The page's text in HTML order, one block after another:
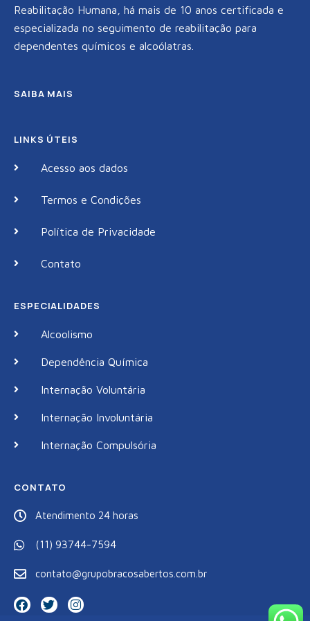
Reabilitação Humana, há mais de 10 anos certificada e
especializada no seguimento de reabilitação para
dependentes químicos e alcoólatras.
SAIBA MAIS
LINKS ÚTEIS
Acesso aos dados
Termos e Condições
Política de Privacidade
Contato
ESPECIALIDADES
Alcoolismo
Dependência Química
Internação Voluntária
Internação Involuntária
Internação Compulsória
CONTATO
Atendimento 24 horas
(11) 93744-7594
contato@grupobracosabertos.com.br
F
a
T
w
I
n